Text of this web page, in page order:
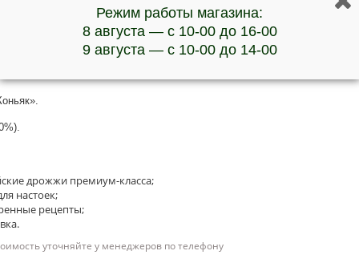
дрожжи премиум-класса;
настоек;
рецепты;
уточняйте у менеджеров по телефону
Режим работы магазина:
8 августа — с 10-00 до 16-00
9 августа — с 10-00 до 14-00